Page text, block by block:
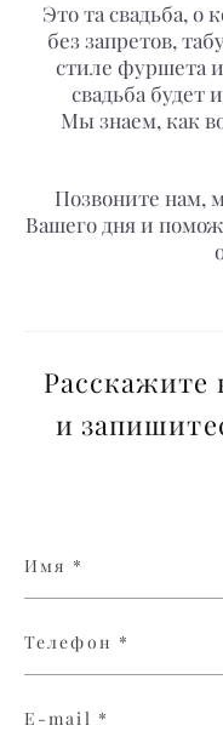
Это та свадьба, о
без запретов,
стиле фуршета
свадьба будет
Мы знаем, как
Позвоните нам,
Вашего дня и
Расскажите
и
Имя *
Телефон *
E-mail *